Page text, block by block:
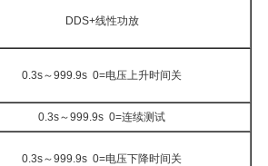
DDS+线性功放
0.3s～999.9s 0=电压上升时间关
0.3s～999.9s 0=连续测试
0.3s～999.9s 0=电压下降时间关